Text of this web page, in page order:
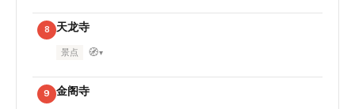
8 天龙寺
景点 🧭▾
9 金阁寺